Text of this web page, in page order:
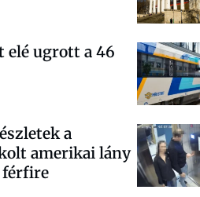
elé ugrott a 46
a
amerikai lány
férfire